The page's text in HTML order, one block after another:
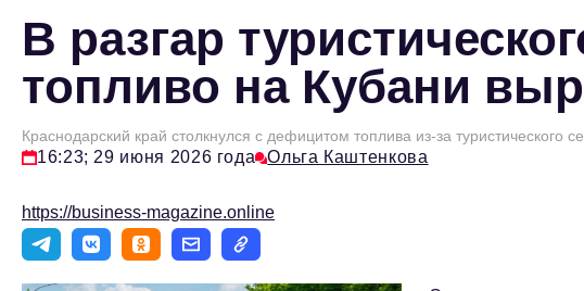
В разгар
топливо на Кубани
Краснодарский край столкнулся с дефицитом топлива из-за туристического
16:23; 29 июня 2026 года Ольга Каштенкова
https://business-magazine.online